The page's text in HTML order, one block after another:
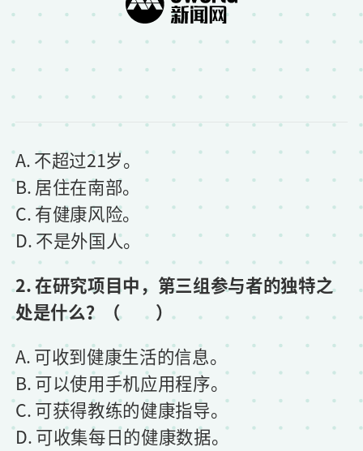
A. 不超过21岁。
B. 居住在南部。
C. 有健康风险。
D. 不是外国人。
2. 在研究项目中，第三组参与者的独特之
处是什么？（ ）
A. 可收到健康生活的信息。
B. 可以使用手机应用程序。
C. 可获得教练的健康指导。
D. 可收集每日的健康数据。